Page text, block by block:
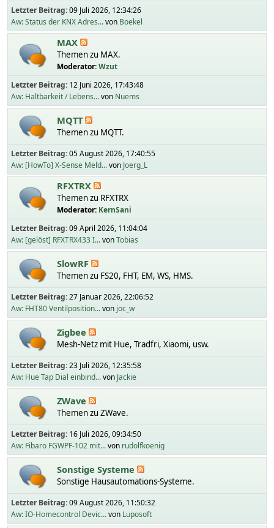
Letzter Beitrag:09 Juli 2026, 12:34:26
Aw: Status der KNX Adres...von Boekel
MAX
Themen zu MAX.
Moderator:Wzut
Letzter Beitrag: 12 Juni 2026, 17:43:48
Aw: Haltbarkeit / Lebens...von Nuems
MQTT
Themen zu MQTT.
Letzter Beitrag:05 August 2026, 17:40:55
Aw: [HowTo] X-Sense Meld...von Joerg_L
RFXTRX
Themen zu RFXTRX
Moderator: KernSani
Letzter Beitrag:09 April 2026, 11:04:04
Aw: [gelöst] RFXTRX433 I...vonTobias
SlowRF
Themen zu FS20, FHT, EM, WS, HMS.
Letzter Beitrag:27 Januar 2026, 22:06:52
Aw: FHT80 Ventilposition...von joc_w
Zigbee
Mesh-Netz mit Hue, Tradfri, Xiaomi, usw.
Letzter Beitrag:23 Juli 2026, 12:35:58
Aw: Hue Tap Dial einbind...von Jackie
ZWave
Themen zu ZWave.
Letzter Beitrag: 16 Juli 2026, 09:34:50
Aw: Fibaro FGWPF-102 mit...von rudolfkoenig
Sonstige Systeme
Sonstige Hausautomations-Systeme.
Letzter Beitrag:09 August 2026, 11:50:32
Aw: IO-Homecontrol Devic...von Luposoft